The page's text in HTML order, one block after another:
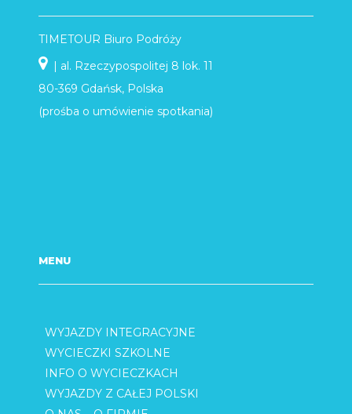
TIMETOUR Biuro Podróży
| al. Rzeczypospolitej 8 lok. 11
80-369 Gdańsk, Polska
(prośba o umówienie spotkania)
MENU
WYJAZDY INTEGRACYJNE
WYCIECZKI SZKOLNE
INFO O WYCIECZKACH
WYJAZDY Z CAŁEJ POLSKI